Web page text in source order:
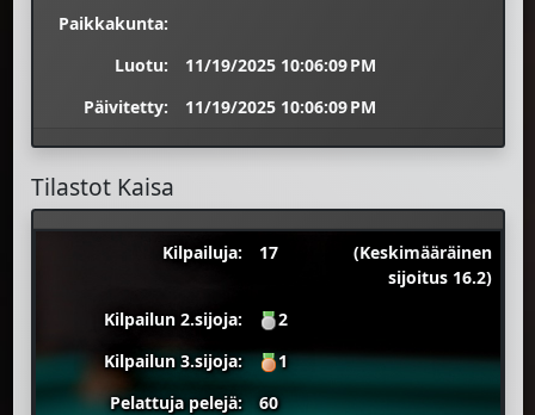
Paikkakunta:
Luotu:
11/19/2025 10:06:09 PM
Päivitetty:
11/19/2025 10:06:09 PM
Tilastot Kaisa
Kilpailuja: 17
(Keskimääräinen
sijoitus 16.2)
Kilpailun 2.sijoja:
2
Kilpailun 3.sijoja:
1
Pelattuja pelejä:
60